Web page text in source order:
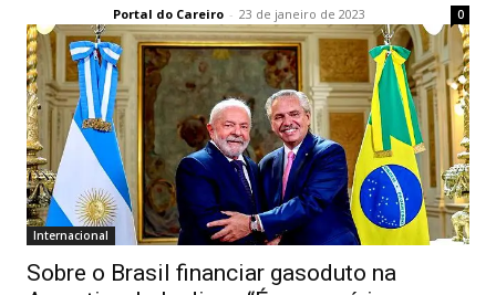
Portal do Careiro - 23 de janeiro de 2023 0
Internacional
Sobre o Brasil financiar gasoduto na